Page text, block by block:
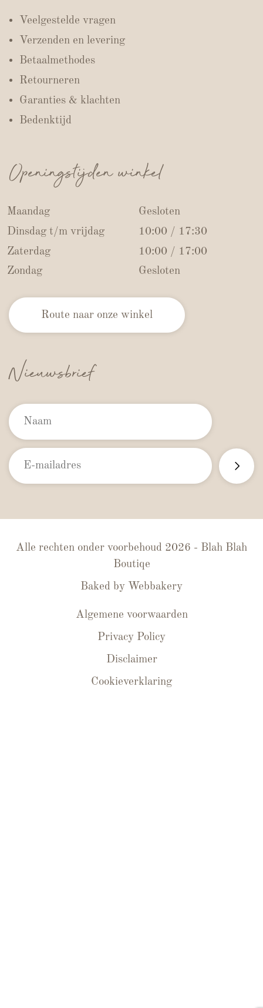
Veelgestelde vragen
Verzenden en levering
Betaalmethodes
Retourneren
Garanties & klachten
Bedenktijd
Openingstijden winkel
Maandag
Gesloten
Dinsdag t/m vrijdag
10:00 / 17:30
Zaterdag
10:00 / 17:00
Zondag
Gesloten
Route naar onze winkel
Nieuwsbrief
Alle rechten onder voorbehoud 2026 - Blah Blah
Boutiqe
Baked by Webbakery
Algemene voorwaarden
Privacy Policy
Disclaimer
Cookieverklaring